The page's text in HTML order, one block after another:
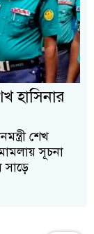
হাসিনার
শেখ
সূচনা
সাড়ে